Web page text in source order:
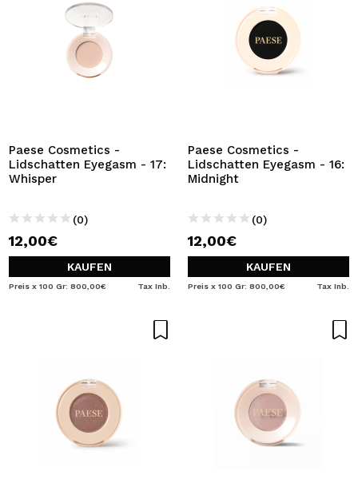
Paese Cosmetics -
Lidschatten Eyegasm - 17:
Whisper
(0)
12,00€
KAUFEN
Preis x 100 Gr: 800,00€ Tax Inb.
Paese Cosmetics -
Lidschatten Eyegasm - 16:
Midnight
(0)
12,00€
KAUFEN
Preis x 100 Gr: 800,00€ Tax Inb.